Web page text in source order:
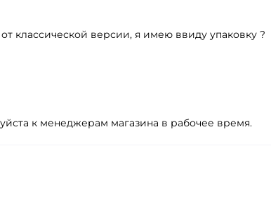
классической версии, я имею ввиду упаковку ?
к менеджерам магазина в рабочее время.